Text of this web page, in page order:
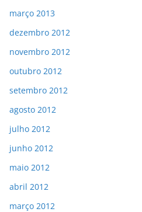
março 2013
dezembro 2012
novembro 2012
outubro 2012
setembro 2012
agosto 2012
julho 2012
junho 2012
maio 2012
abril 2012
março 2012